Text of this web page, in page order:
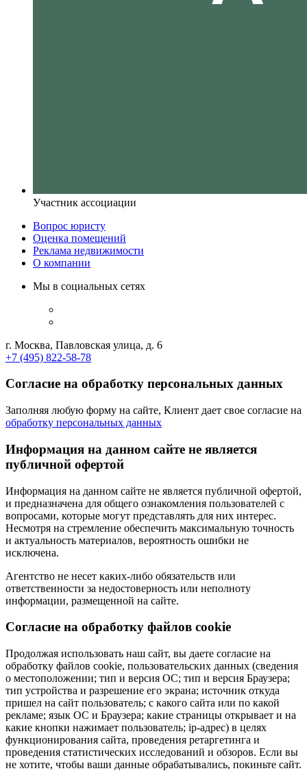
Участник ассоциации
Вопрос юристу
Оценка помещений
Реклама недвижимости
О компании
Мы в социальных сетях
г. Москва, Павловская улица, д. 6
+7 (495) 822-58-78
Согласие на обработку персональных данных
Заполняя любую форму на сайте, Клиент дает свое согласие на
обработку персональных данных
Информация на данном сайте не является
публичной офертой
Информация на данном сайте не является публичной офертой,
и предназначена для общего ознакомления пользователей с
вопросами, которые могут представлять для них интерес.
Несмотря на стремление обеспечить максимальную точность
и актуальность материалов, вероятность ошибки не
исключена.
Агентство не несет каких-либо обязательств или
ответственности за недостоверность или неполноту
информации, размещенной на сайте.
Cогласие на обработку файлов cookie
Продолжая использовать наш сайт, вы даете согласие на
обработку файлов cookie, пользовательских данных (сведения
о местоположении; тип и версия ОС; тип и версия Браузера;
тип устройства и разрешение его экрана; источник откуда
пришел на сайт пользователь; с какого сайта или по какой
рекламе; язык ОС и Браузера; какие страницы открывает и на
какие кнопки нажимает пользователь; ip-адрес) в целях
функционирования сайта, проведения ретаргетинга и
проведения статистических исследований и обзоров. Если вы
не хотите, чтобы ваши данные обрабатывались, покиньте сайт.